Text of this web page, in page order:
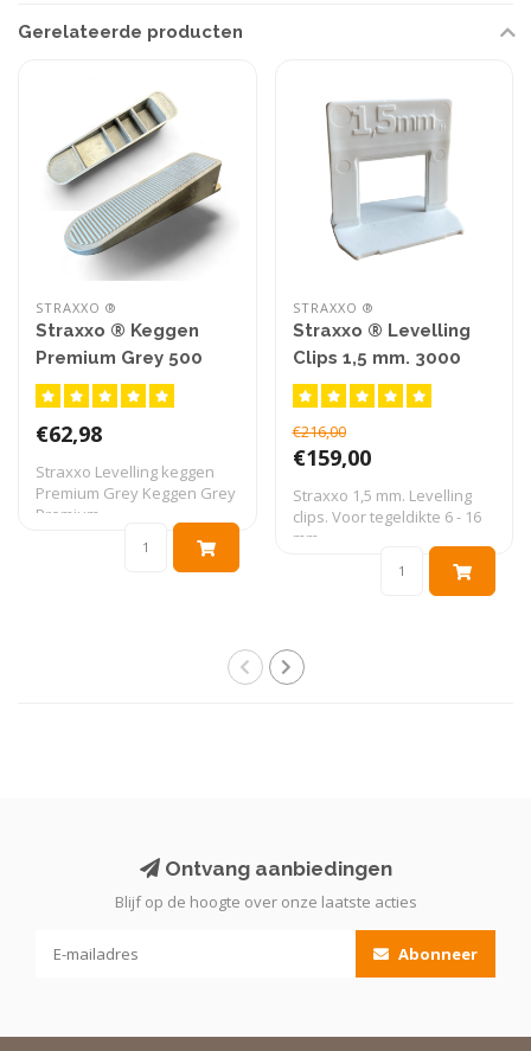
Gerelateerde producten
STRAXXO ®
Straxxo ® Keggen
Premium Grey 500
stuks
€62,98
Straxxo Levelling keggen
Premium Grey Keggen Grey
Premium ..
STRAXXO ®
Straxxo ® Levelling
Clips 1,5 mm. 3000
stuks
€216,00
€159,00
Straxxo 1,5 mm. Levelling
clips. Voor tegeldikte 6 - 16
mm...
Ontvang aanbiedingen
Blijf op de hoogte over onze laatste acties
Abonneer